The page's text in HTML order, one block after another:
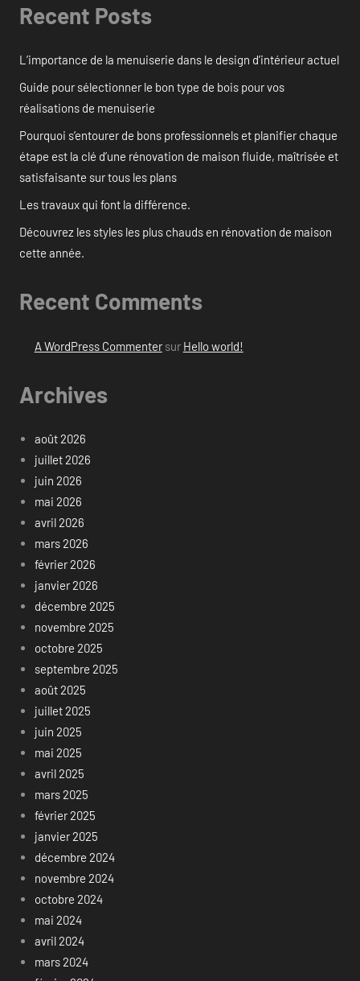
Recent Posts
L’importance de la menuiserie dans le design d’intérieur actuel
Guide pour sélectionner le bon type de bois pour vos
réalisations de menuiserie
Pourquoi s’entourer de bons professionnels et planifier chaque
étape est la clé d’une rénovation de maison fluide, maîtrisée et
satisfaisante sur tous les plans
Les travaux qui font la différence.
Découvrez les styles les plus chauds en rénovation de maison
cette année.
Recent Comments
A WordPress Commentersur Hello world!
Archives
août 2026
juillet 2026
juin 2026
mai 2026
avril 2026
mars 2026
février 2026
janvier 2026
décembre 2025
novembre 2025
octobre 2025
septembre 2025
août 2025
juillet 2025
juin 2025
mai 2025
avril 2025
mars 2025
février 2025
janvier 2025
décembre 2024
novembre 2024
octobre 2024
mai 2024
avril 2024
mars 2024